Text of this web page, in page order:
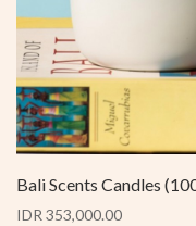
Bali Scents Candles
IDR 353,000.00